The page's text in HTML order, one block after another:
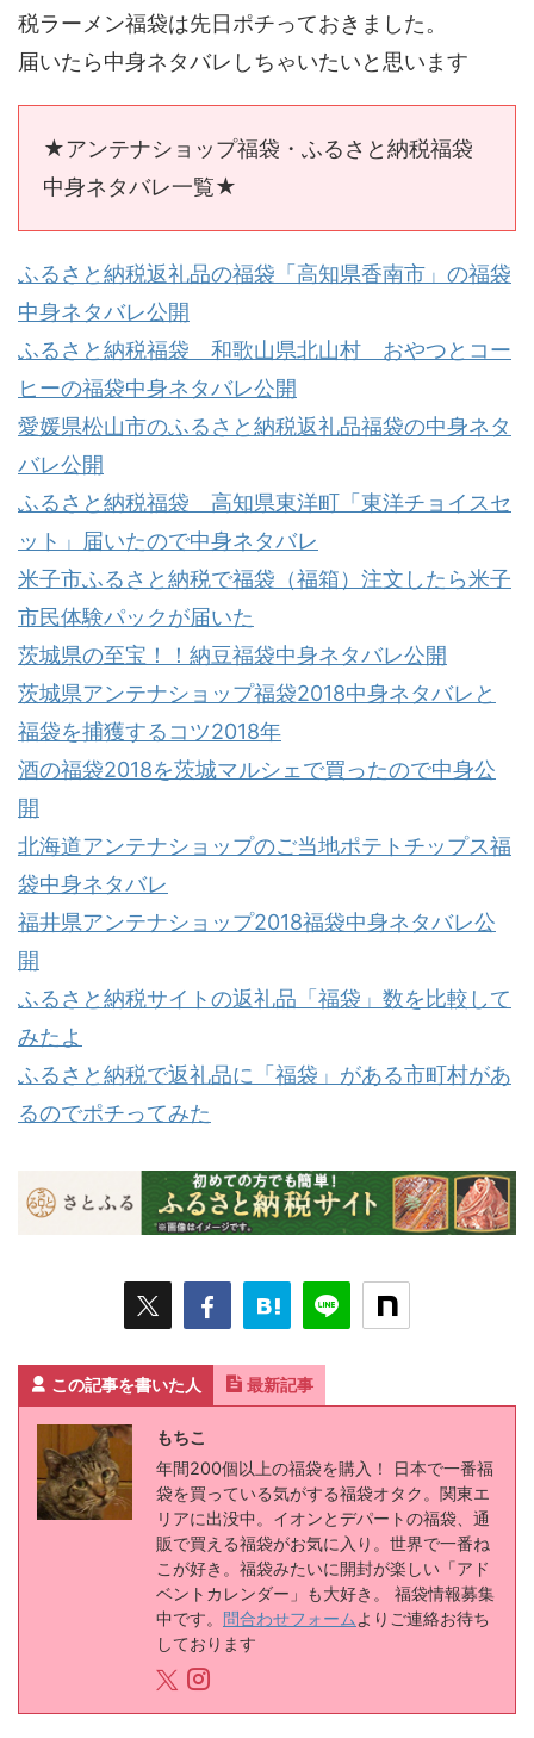
税ラーメン福袋は先日ポチっておきました。
届いたら中身ネタバレしちゃいたいと思います
★アンテナショップ福袋・ふるさと納税福袋
中身ネタバレ一覧★
ふるさと納税返礼品の福袋「高知県香南市」の福袋
中身ネタバレ公開
ふるさと納税福袋 和歌山県北山村 おやつとコー
ヒーの福袋中身ネタバレ公開
愛媛県松山市のふるさと納税返礼品福袋の中身ネタ
バレ公開
ふるさと納税福袋 高知県東洋町「東洋チョイスセ
ット」届いたので中身ネタバレ
米子市ふるさと納税で福袋（福箱）注文したら米子
市民体験パックが届いた
茨城県の至宝！！納豆福袋中身ネタバレ公開
茨城県アンテナショップ福袋2018中身ネタバレと
福袋を捕獲するコツ2018年
酒の福袋2018を茨城マルシェで買ったので中身公
開
北海道アンテナショップのご当地ポテトチップス福
袋中身ネタバレ
福井県アンテナショップ2018福袋中身ネタバレ公
開
ふるさと納税サイトの返礼品「福袋」数を比較して
みたよ
ふるさと納税で返礼品に「福袋」がある市町村があ
るのでポチってみた
この記事を書いた人 最新記事
もちこ
年間200個以上の福袋を購入！ 日本で一番福
袋を買っている気がする福袋オタク。関東エ
リアに出没中。イオンとデパートの福袋、通
販で買える福袋がお気に入り。世界で一番ね
こが好き。福袋みたいに開封が楽しい「アド
ベントカレンダー」も大好き。 福袋情報募集
中です。 問合わせフォーム よりご連絡お待ち
しております